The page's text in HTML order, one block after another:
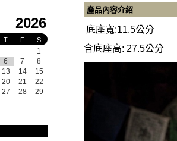
2026
T F S
1
6 7
8
13 14
15
20 21
22
27 28
29
產品內容介紹
底座寬:11.5公分
含底座高: 27.5公分